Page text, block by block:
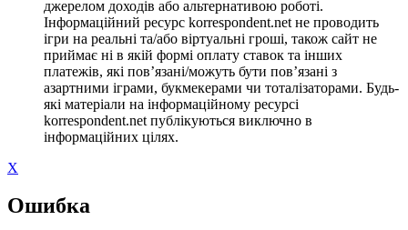
джерелом доходів або альтернативою роботі.
Інформаційний ресурс korrespondent.net не проводить
ігри на реальні та/або віртуальні гроші, також сайт не
приймає ні в якій формі оплату ставок та інших
платежів, які пов’язані/можуть бути пов’язані з
азартними іграми, букмекерами чи тоталізаторами. Будь-
які матеріали на інформаційному ресурсі
korrespondent.net публікуються виключно в
інформаційних цілях.
X
Ошибка